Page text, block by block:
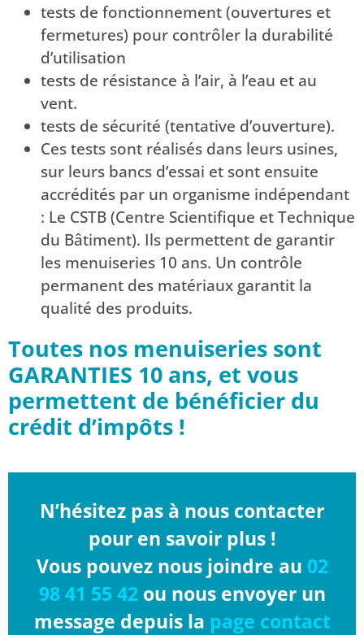
tests de fonctionnement (ouvertures et
fermetures) pour contrôler la durabilité
d’utilisation
tests de résistance à l’air, à l’eau et au
vent.
tests de sécurité (tentative d’ouverture).
Ces tests sont réalisés dans leurs usines,
sur leurs bancs d’essai et sont ensuite
accrédités par un organisme indépendant
: Le CSTB (Centre Scientifique et Technique
du Bâtiment). Ils permettent de garantir
les menuiseries 10 ans. Un contrôle
permanent des matériaux garantit la
qualité des produits.
Toutes nos menuiseries sont
GARANTIES 10 ans, et vous
permettent de bénéficier du
crédit d’impôts !
N’hésitez pas à nous contacter
pour en savoir plus !
Vous pouvez nous joindre au 02
98 41 55 42ou nous envoyer un
message depuis la page contact